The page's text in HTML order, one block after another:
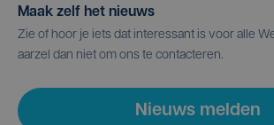
Maak zelf het nieuws
Zie of hoor je iets dat interessant is voor alle
aarzel dan niet om ons te contacteren.
Nieuws melden